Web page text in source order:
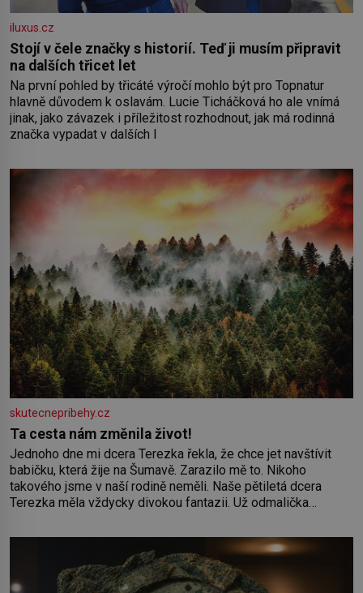
iluxus.cz
Stojí v čele značky s historií. Teď ji musím připravit
na dalších třicet let
Na první pohled by třicáté výročí mohlo být pro Topnatur
hlavně důvodem k oslavám. Lucie Ticháčková ho ale vnímá
jinak, jako závazek i příležitost rozhodnout, jak má rodinná
značka vypadat v dalších l
skutecnepribehy.cz
Ta cesta nám změnila život!
Jednoho dne mi dcera Terezka řekla, že chce jet navštívit
babičku, která žije na Šumavě. Zarazilo mě to. Nikoho
takového jsme v naší rodině neměli. Naše pětiletá dcera
Terezka měla vždycky divokou fantazii. Už odmalička
zdálo o jednorožcích, krásných princeznách, statečných
rytířích a létajících dracích.